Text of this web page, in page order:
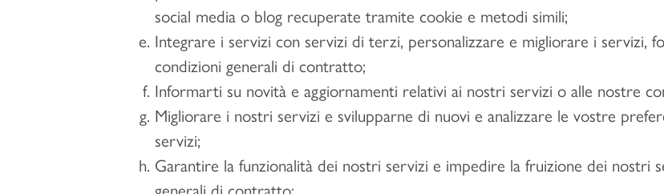
social media o blog recuperate tramite cookie e metodi simili;
Integrare i servizi con servizi di terzi, personalizzare e migliorare i servizi,
condizioni generali di contratto;
Informarti su novità e aggiornamenti relativi ai nostri servizi o alle nostre
Migliorare i nostri servizi e svilupparne di nuovi e analizzare le vostre
servizi;
Garantire la funzionalità dei nostri servizi e impedire la fruizione dei nostri
generali di contratto;